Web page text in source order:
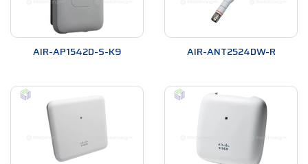
AIR-AP1542D-S-K9 AIR-ANT2524DW-R